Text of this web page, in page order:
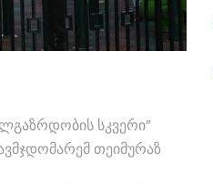
სკვერი”
თეიმურაზ